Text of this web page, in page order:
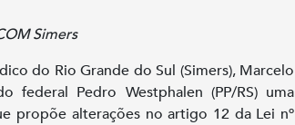
Simers
do Rio Grande do Sul (Simers), Marcelo
federal Pedro Westphalen (PP/RS) uma
propõe alterações no artigo 12 da Lei nº